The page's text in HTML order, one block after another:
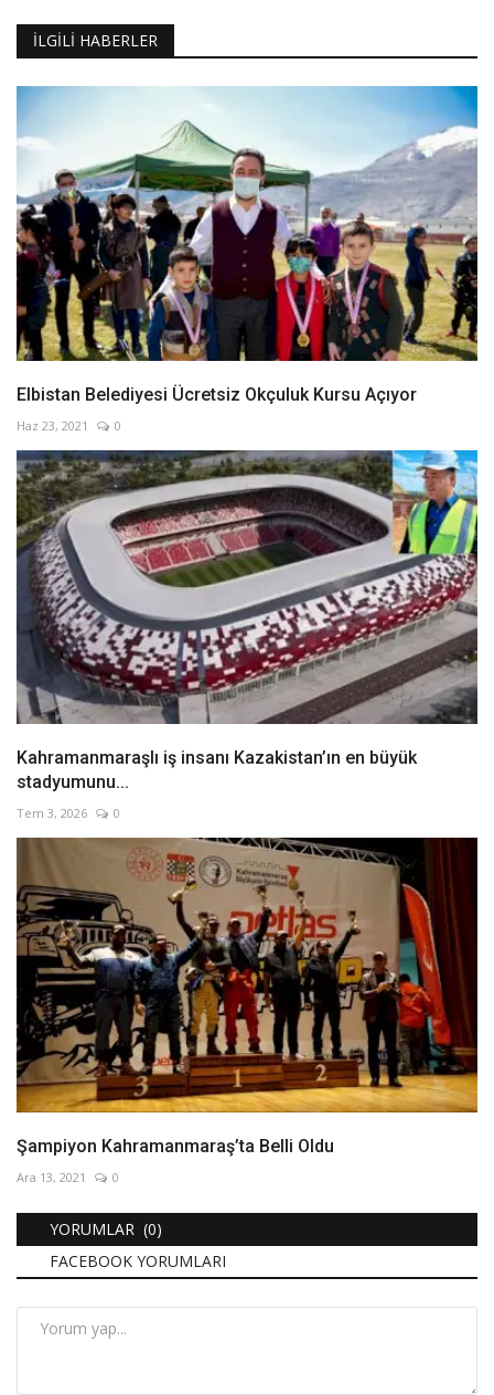
İLGILI HABERLER
Elbistan Belediyesi Ücretsiz Okçuluk Kursu Açıyor
Haz 23, 2021 0
Kahramanmaraşlı iş insanı Kazakistan’ın en büyük
stadyumunu...
Tem 3, 2026 0
Şampiyon Kahramanmaraş’ta Belli Oldu
Ara 13, 2021 0
YORUMLAR (0)
FACEBOOK YORUMLARI